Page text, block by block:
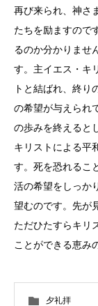
再び来られ、神さ
たちを励ますので
るのか分かりませ
す。主イエス・キ
トと結ばれ、終り
の希望が与えられ
の歩みを終えると
キリストによる平
す。死を恐れるこ
活の希望をしっか
望むのです。先が
ただひたすらキリ
ことができる恵み
夕礼拝